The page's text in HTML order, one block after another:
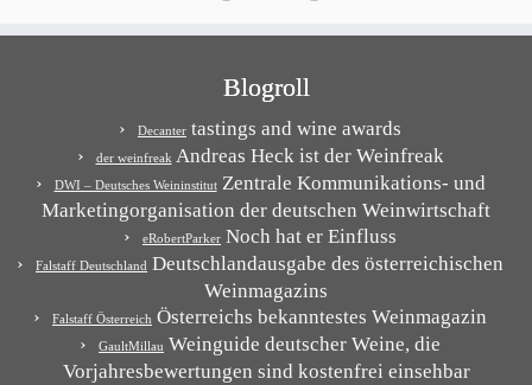
Blogroll
Decanter tastings and wine awards
der weinfreakAndreas Heck ist der Weinfreak
DWI – Deutsches WeininstitutZentrale Kommunikations- und
Marketingorganisation der deutschen Weinwirtschaft
eRobertParker Noch hat er Einfluss
Falstaff Deutschland Deutschlandausgabe des österreichischen
Weinmagazins
Falstaff Österreich Österreichs bekanntestes Weinmagazin
GaultMillau Weinguide deutscher Weine, die
Vorjahresbewertungen sind kostenfrei einsehbar